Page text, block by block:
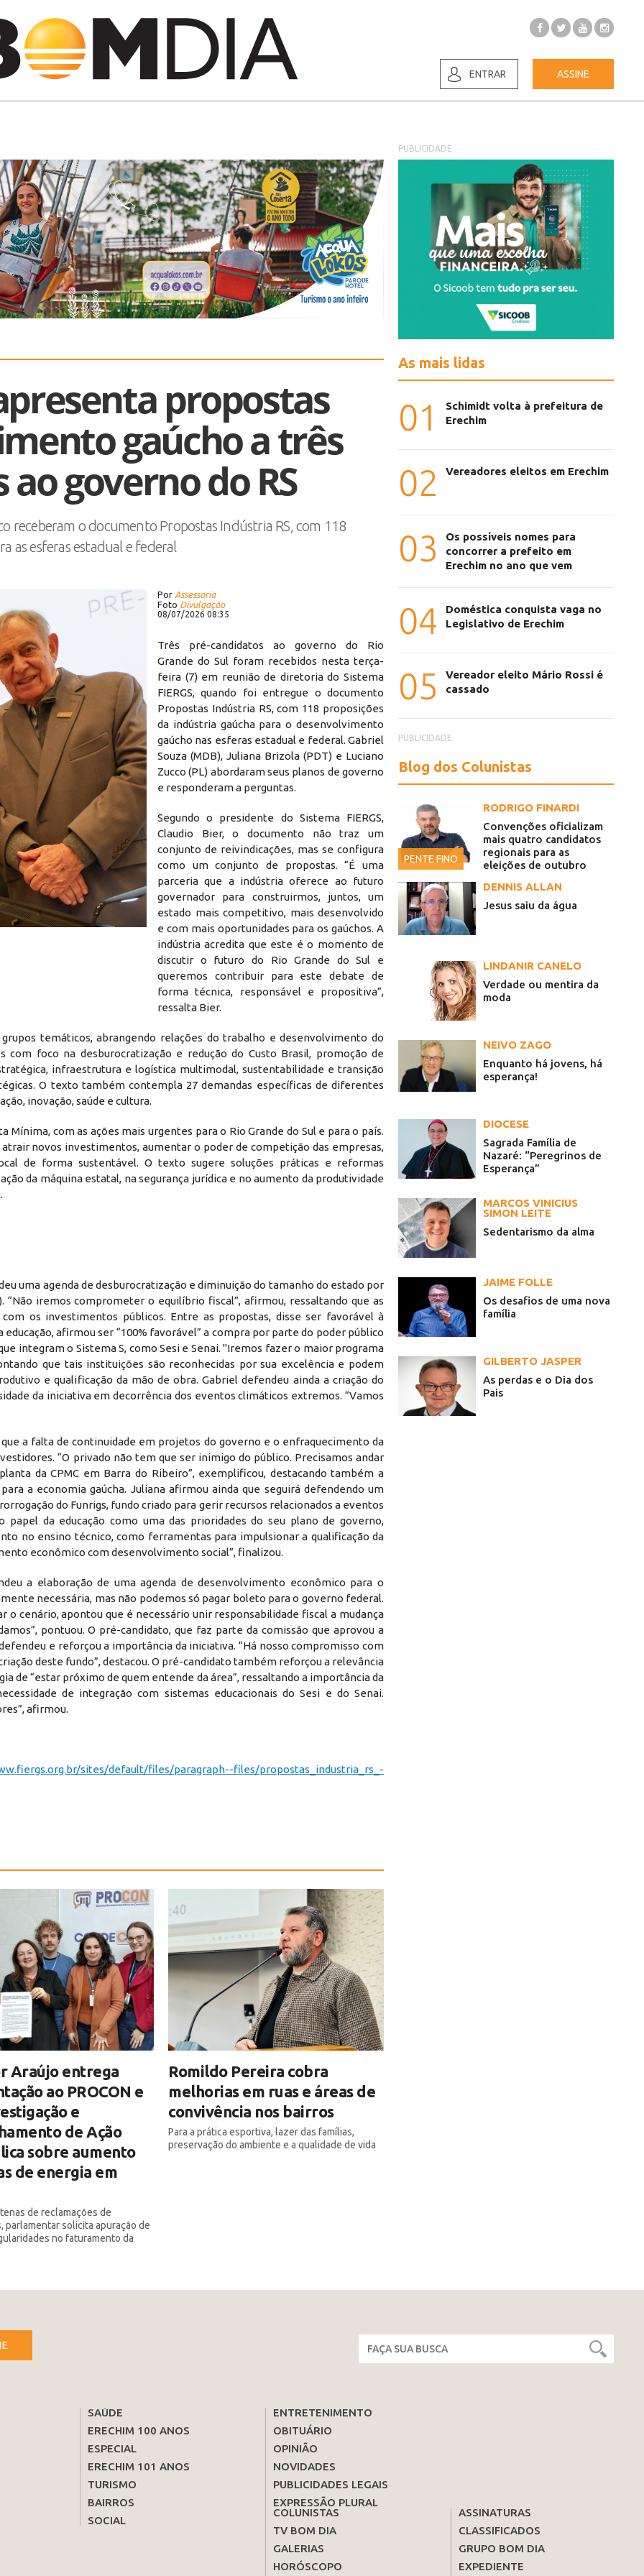
ENTRAR ASSINE
propostas
gaúcho a três
governo do RS
receberam o documento Propostas Indústria RS, com 118
as esferas estadual e federal
2
Por Assessoria
Foto Divulgação
08/07/2026 08:35
Três pré-candidatos ao governo do Rio
Grande do Sul foram recebidos nesta terça-
feira (7) em reunião de diretoria do Sistema
FIERGS, quando foi entregue o documento
Propostas Indústria RS, com 118 proposições
da indústria gaúcha para o desenvolvimento
gaúcho nas esferas estadual e federal. Gabriel
Souza (MDB), Juliana Brizola (PDT) e Luciano
Zucco (PL) abordaram seus planos de governo
e responderam a perguntas.
Segundo o presidente do Sistema FIERGS,
Claudio Bier, o documento não traz um
conjunto de reivindicações, mas se configura
como um conjunto de propostas. “É uma
parceria que a indústria oferece ao futuro
governador para construirmos, juntos, um
estado mais competitivo, mais desenvolvido
e com mais oportunidades para os gaúchos. A
indústria acredita que este é o momento de
discutir o futuro do Rio Grande do Sul e
queremos contribuir para este debate de
forma técnica, responsável e propositiva”,
ressalta Bier.
temáticos, abrangendo relações do trabalho e desenvolvimento do
com foco na desburocratização e redução do Custo Brasil, promoção de
infraestrutura e logística multimodal, sustentabilidade e transição
O texto também contempla 27 demandas específicas de diferentes
inovação, saúde e cultura.
com as ações mais urgentes para o Rio Grande do Sul e para o país.
atrair novos investimentos, aumentar o poder de competição das empresas,
de forma sustentável. O texto sugere soluções práticas e reformas
da máquina estatal, na segurança jurídica e no aumento da produtividade
uma agenda de desburocratização e diminuição do tamanho do estado por
iremos comprometer o equilíbrio fiscal”, afirmou, ressaltando que as
os investimentos públicos. Entre as propostas, disse ser favorável à
afirmou ser “100% favorável” a compra por parte do poder público
integram o Sistema S, como Sesi e Senai. "Iremos fazer o maior programa
que tais instituições são reconhecidas por sua excelência e podem
e qualificação da mão de obra. Gabriel defendeu ainda a criação do
da iniciativa em decorrência dos eventos climáticos extremos. “Vamos
a falta de continuidade em projetos do governo e o enfraquecimento da
“O privado não tem que ser inimigo do público. Precisamos andar
da CPMC em Barra do Ribeiro”, exemplificou, destacando também a
a economia gaúcha. Juliana afirmou ainda que seguirá defendendo um
do Funrigs, fundo criado para gerir recursos relacionados a eventos
da educação como uma das prioridades do seu plano de governo,
no ensino técnico, como ferramentas para impulsionar a qualificação da
econômico com desenvolvimento social”, finalizou.
a elaboração de uma agenda de desenvolvimento econômico para o
necessária, mas não podemos só pagar boleto para o governo federal.
cenário, apontou que é necessário unir responsabilidade fiscal a mudança
pontuou. O pré-candidato, que faz parte da comissão que aprovou a
e reforçou a importância da iniciativa. “Há nosso compromisso com
deste fundo”, destacou. O pré-candidato também reforçou a relevância
de “estar próximo de quem entende da área”, ressaltando a importância da
de integração com sistemas educacionais do Sesi e do Senai.
afirmou.
sites/default/files/paragraph--files/propostas_industria_rs_-
Araújo entrega
ao PROCON e
e
de Ação
sobre aumento
de energia em
de reclamações de
parlamentar solicita apuração de
no faturamento da
Romildo Pereira cobra
melhorias em ruas e áreas de
convivência nos bairros
Para a prática esportiva, lazer das famílias,
preservação do ambiente e a qualidade de vida
PUBLICIDADE
As mais lidas
01
Schimidt volta à prefeitura de
Erechim
02 Vereadores eleitos em Erechim
03
Os possíveis nomes para
concorrer a prefeito em
Erechim no ano que vem
04
Doméstica conquista vaga no
Legislativo de Erechim
05
Vereador eleito Mário Rossi é
cassado
PUBLICIDADE
Blog dos Colunistas
PENTE FINO
RODRIGO FINARDI
Convenções oficializam
mais quatro candidatos
regionais para as
eleições de outubro
DENNIS ALLAN
Jesus saiu da água
LINDANIR CANELO
Verdade ou mentira da
moda
NEIVO ZAGO
Enquanto há jovens, há
esperança!
DIOCESE
Sagrada Família de
Nazaré: “Peregrinos de
Esperança”
MARCOS VINICIUS
SIMON LEITE
Sedentarismo da alma
JAIME FOLLE
Os desafios de uma nova
família
GILBERTO JASPER
As perdas e o Dia dos
Pais
SAÚDE
ERECHIM 100 ANOS
ESPECIAL
ERECHIM 101 ANOS
TURISMO
BAIRROS
SOCIAL
ENTRETENIMENTO
OBITUÁRIO
OPINIÃO
NOVIDADES
PUBLICIDADES LEGAIS
EXPRESSÃO PLURAL
COLUNISTAS
TV BOM DIA
GALERIAS
HORÓSCOPO
ASSINATURAS
CLASSIFICADOS
GRUPO BOM DIA
EXPEDIENTE